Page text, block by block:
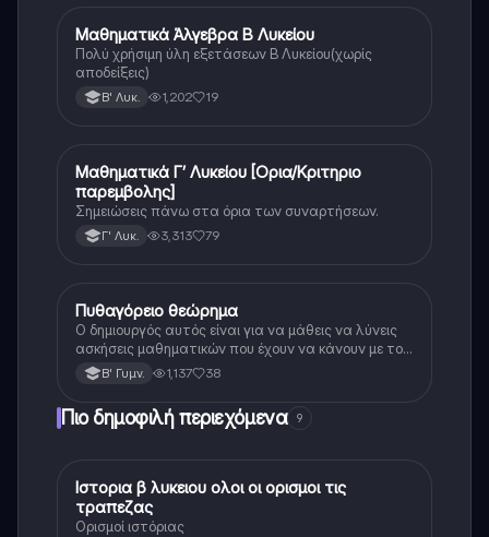
Μαθηματικά
Μαθηματικά Άλγεβρα Β Λυκείου
Πολύ χρήσιμη ύλη εξετάσεων Β Λυκείου(χωρίς
αποδείξεις)
Β' Λυκ. 1,202 19
Μαθηματικά
Μαθηματικά Γ’ Λυκείου [Ορια/Κριτηριο
παρεμβολης]
Σημειώσεις πάνω στα όρια των συναρτήσεων.
Γ' Λυκ. 3,313 79
Μαθηματικά
Πυθαγόρειο θεώρημα
Ο δημιουργός αυτός είναι για να μάθεις να λύνεις
ασκήσεις μαθηματικών που έχουν να κάνουν με το
πυθαγόρειο θεώρημα. Αν διαβάσεις την θεωρία και
μπορέσεις να την κατανοήσεις είμαι σίγουρη ότι θα
Β' Γυμν. 1,137 38
Πιο δημοφιλή περιεχόμενα 9
Ιστορία
Ιστορια β λυκειου ολοι οι ορισμοι τις
τραπεζας
Ορισμοί ιστόριας